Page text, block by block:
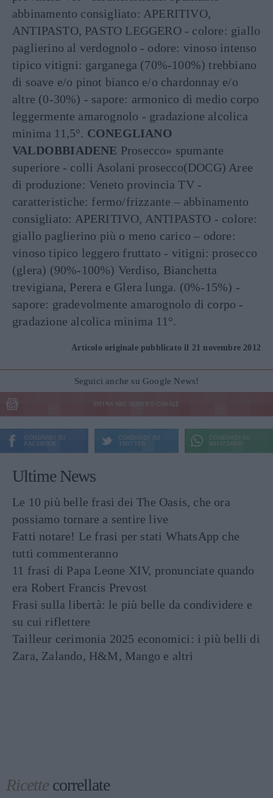
abbinamento consigliato: APERITIVO,
ANTIPASTO, PASTO LEGGERO - colore: giallo
paglierino al verdognolo - odore: vinoso intenso
tipico vitigni: garganega (70%-100%) trebbiano
di soave e/o pinot bianco e/o chardonnay e/o
altre (0-30%) - sapore: armonico di medio corpo
leggermente amarognolo - gradazione alcolica
minima 11,5°. CONEGLIANO
VALDOBBIADENE Prosecco» spumante
superiore - colli Asolani prosecco(DOCG) Aree
di produzione: Veneto provincia TV -
caratteristiche: fermo/frizzante – abbinamento
consigliato: APERITIVO, ANTIPASTO - colore:
giallo paglierino più o meno carico – odore:
vinoso tipico leggero fruttato - vitigni: prosecco
(glera) (90%-100%) Verdiso, Bianchetta
trevigiana, Perera e Glera lunga. (0%-15%) -
sapore: gradevolmente amarognolo di corpo -
gradazione alcolica minima 11°.
Articolo originale pubblicato il 21 novembre 2012
Seguici anche su Google News!
ENTRA NEL NOSTRO CANALE
CONDIVIDI SU
FACEBOOK
CONDIVIDI SU
TWITTER
CONDIVIDI SU
WHATSAPP
Ultime News
Le 10 più belle frasi dei The Oasis, che ora
possiamo tornare a sentire live
Fatti notare! Le frasi per stati WhatsApp che
tutti commenteranno
11 frasi di Papa Leone XIV, pronunciate quando
era Robert Francis Prevost
Frasi sulla libertà: le più belle da condividere e
su cui riflettere
Tailleur cerimonia 2025 economici: i più belli di
Zara, Zalando, H&M, Mango e altri
Ricettecorrellate